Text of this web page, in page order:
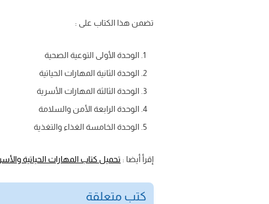
تضمن هذا الكتاب على :
الوحدة الأولى التوعية الصحية
الوحدة الثانية المهارات الحياتية
الوحدة الثالثة المهارات الأسرية
الوحدة الرابعة الأمن والسلامة
الوحدة الخامسة الغذاء والتغذية
إقرأ أيضا : تحميل كتاب المهارات الحياتية
كتب متعلقة